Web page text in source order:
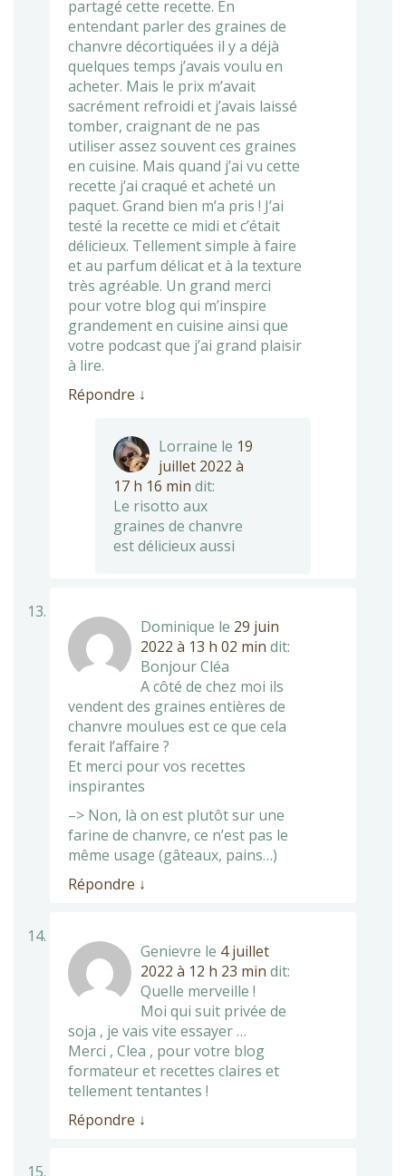
partagé cette recette. En
entendant parler des graines de
chanvre décortiquées il y a déjà
quelques temps j’avais voulu en
acheter. Mais le prix m’avait
sacrément refroidi et j’avais laissé
tomber, craignant de ne pas
utiliser assez souvent ces graines
en cuisine. Mais quand j’ai vu cette
recette j’ai craqué et acheté un
paquet. Grand bien m’a pris ! J’ai
testé la recette ce midi et c’était
délicieux. Tellement simple à faire
et au parfum délicat et à la texture
très agréable. Un grand merci
pour votre blog qui m’inspire
grandement en cuisine ainsi que
votre podcast que j’ai grand plaisir
à lire.
Répondre ↓
Lorraine le 19
juillet 2022 à
17 h 16 min dit:
Le risotto aux
graines de chanvre
est délicieux aussi
Dominique le 29 juin
2022 à 13 h 02 min dit:
Bonjour Cléa
A côté de chez moi ils
vendent des graines entières de
chanvre moulues est ce que cela
ferait l’affaire ?
Et merci pour vos recettes
inspirantes
–> Non, là on est plutôt sur une
farine de chanvre, ce n’est pas le
même usage (gâteaux, pains…)
Répondre ↓
Genievre le 4 juillet
2022 à 12 h 23 min dit:
Quelle merveille !
Moi qui suit privée de
soja , je vais vite essayer …
Merci , Clea , pour votre blog
formateur et recettes claires et
tellement tentantes !
Répondre ↓